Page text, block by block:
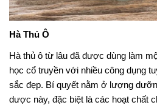
Hà Thủ Ô
Hà thủ ô từ lâu đã được dùng làm
học cổ truyền với nhiều công dụng
sắc đẹp. Bí quyết nằm ở lượng
dược này, đặc biệt là các hoạt chất